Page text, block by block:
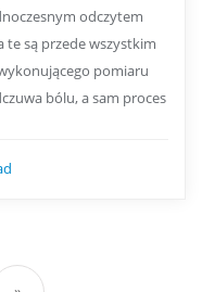
odczytem
te są przede wszystkim
pomiaru
bólu, a sam proces